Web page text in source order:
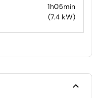
1h05min
(7.4 kW)